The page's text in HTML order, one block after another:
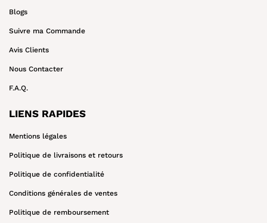
Blogs
Suivre ma Commande
Avis Clients
Nous Contacter
F.A.Q.
LIENS RAPIDES
Mentions légales
Politique de livraisons et retours
Politique de confidentialité
Conditions générales de ventes
Politique de remboursement